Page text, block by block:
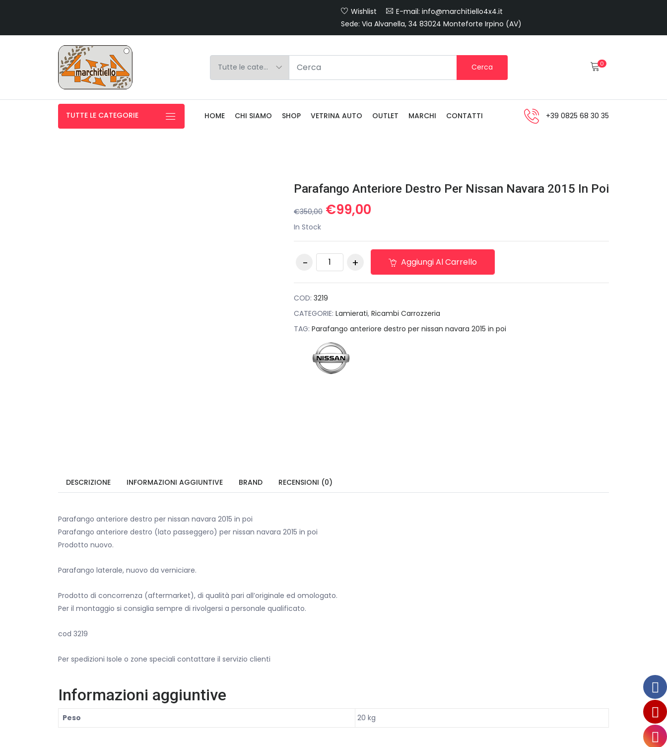
Wishlist
E-mail: info@marchitiello4x4.it
Sede: Via Alvanella, 34 83024 Monteforte Irpino (AV)
Cerca 0
TUTTE LE CATEGORIE HOME CHI SIAMO SHOP VETRINA AUTO OUTLET MARCHI CONTATTI +39 0825 68 30 35
Parafango Anteriore Destro Per Nissan Navara 2015 In Poi
€350,00 Il
prezzo
€350,00.
€99,00
è:
€99,00.
In Stock
Parafango anteriore
destro per nissan
Aggiungi Al Carrello
COD: 3219
CATEGORIE: Lamierati, Ricambi Carrozzeria
TAG: Parafango anteriore destro per nissan navara 2015 in poi
DESCRIZIONE INFORMAZIONI AGGIUNTIVE BRAND RECENSIONI (0)
Parafango anteriore destro per nissan navara 2015 in poi
Parafango anteriore destro (lato passeggero) per nissan navara 2015 in poi
Prodotto nuovo.
Parafango laterale, nuovo da verniciare.
Prodotto di concorrenza (aftermarket), di qualità pari all’originale ed omologato.
Per il montaggio si consiglia sempre di rivolgersi a personale qualificato.
cod 3219
Per spedizioni Isole o zone speciali contattare il servizio clienti
Informazioni aggiuntive
Peso 20 kg